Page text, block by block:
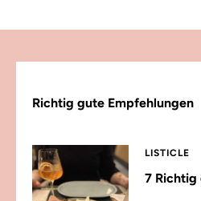
Richtig gute Empfehlungen
LISTICLE
7 Richtig